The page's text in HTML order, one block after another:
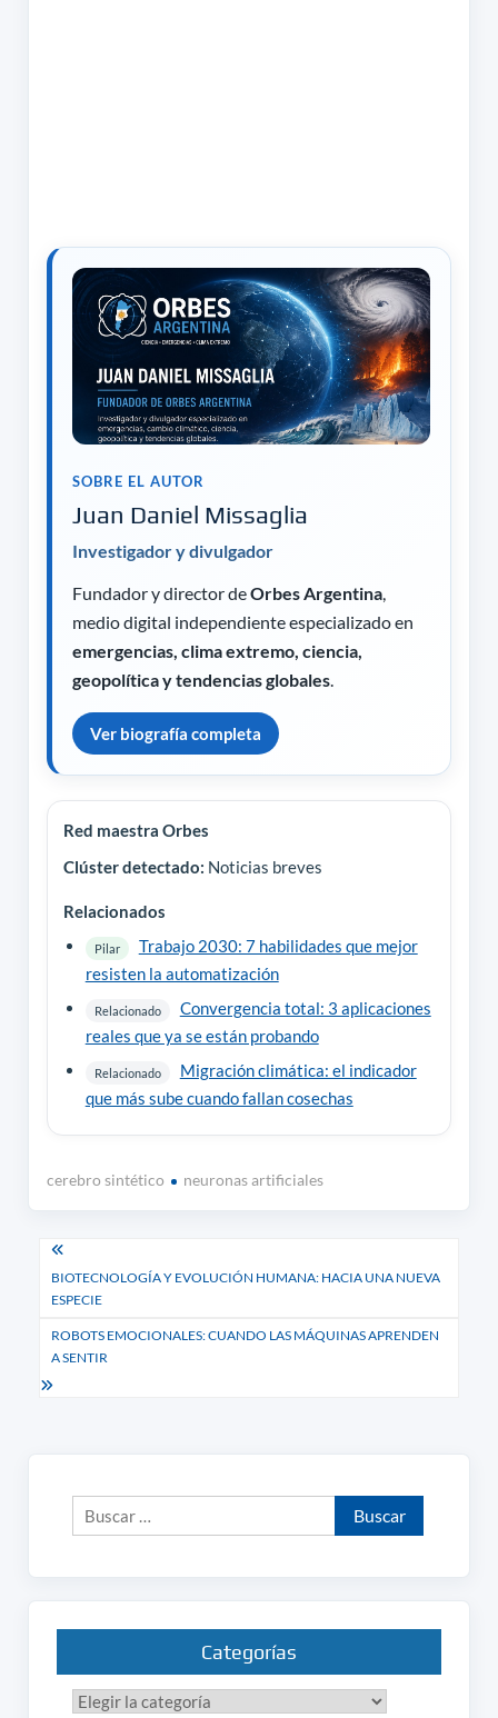
SOBRE EL AUTOR
Juan Daniel Missaglia
Investigador y divulgador
Fundador y director deOrbes Argentina,
medio digital independiente especializado en
emergencias, clima extremo, ciencia,
geopolítica y tendencias globales.
Ver biografía completa
Red maestra Orbes
Clúster detectado: Noticias breves
Relacionados
Pilar
Trabajo 2030: 7 habilidades que mejor
resisten la automatización
Relacionado
Convergencia total: 3 aplicaciones
reales que ya se están probando
Relacionado
Migración climática: el indicador
que más sube cuando fallan cosechas
cerebro sintético neuronas artificiales
Navegación
de
entradas
BIOTECNOLOGÍA Y EVOLUCIÓN HUMANA: HACIA UNA NUEVA
ESPECIE
ROBOTS EMOCIONALES: CUANDO LAS MÁQUINAS APRENDEN
A SENTIR
Buscar:
Categorías
Categorías